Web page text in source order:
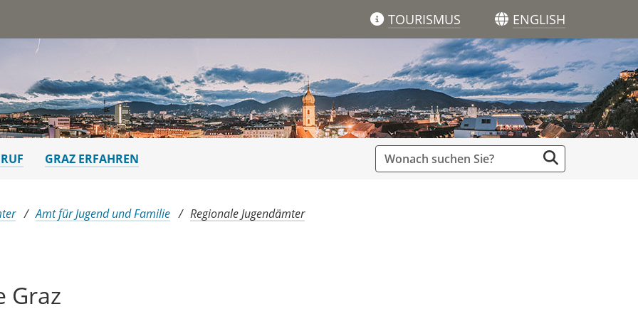
TOURISMUS ENGLISH
GRAZ ERFAHREN
Amt für Jugend und Familie Regionale Jugendämter
Graz